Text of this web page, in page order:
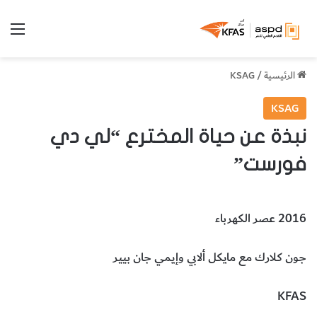
الرئيسية/
KSAG
KSAG
نبذة عن حياة المخترع “لي دي
فورست”
2016 عصر الكهرباء
جون كلارك مع مايكل ألابي وإيمي جان بيير
KFAS